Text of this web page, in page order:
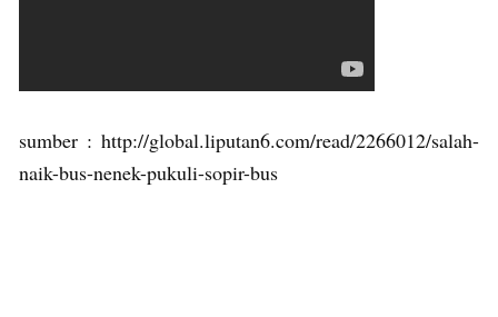
sumber : http://global.liputan6.com/read/2266012/salah-
naik-bus-nenek-pukuli-sopir-bus